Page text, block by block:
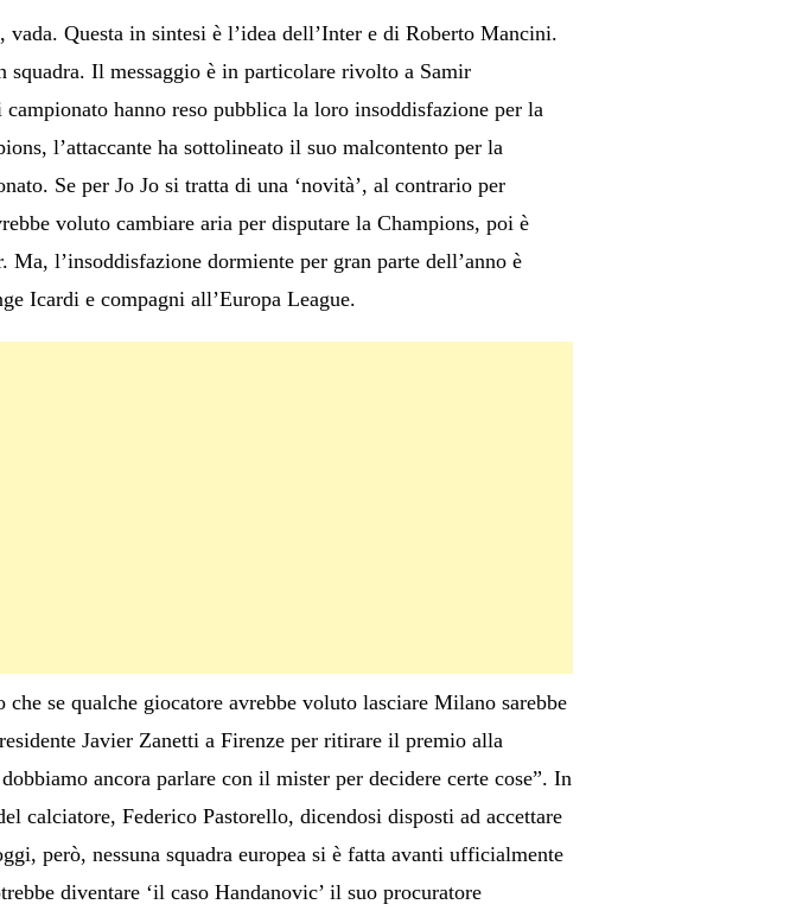
Questa in sintesi è l’idea dell’Inter e di Roberto Mancini.
Il messaggio è in particolare rivolto a Samir
hanno reso pubblica la loro insoddisfazione per la
l’attaccante ha sottolineato il suo malcontento per la
Se per Jo Jo si tratta di una ‘novità’, al contrario per
voluto cambiare aria per disputare la Champions, poi è
l’insoddisfazione dormiente per gran parte dell’anno è
Icardi e compagni all’Europa League.
se qualche giocatore avrebbe voluto lasciare Milano sarebbe
Javier Zanetti a Firenze per ritirare il premio alla
ancora parlare con il mister per decidere certe cose”. In
calciatore, Federico Pastorello, dicendosi disposti ad accettare
però, nessuna squadra europea si è fatta avanti ufficialmente
diventare ‘il caso Handanovic’ il suo procuratore